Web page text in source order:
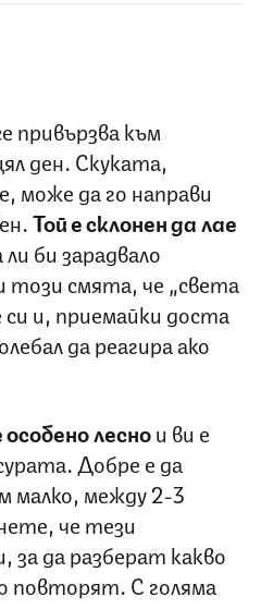
привързва към
ден. Скуката,
може да го направи
Той е склонен да лае
би зарадвало
този смята, че „света
си и, приемайки доста
да реагира ако
леснои ви е
Добре е да
малко, между 2-3
че тези
да разберат какво
повторят. С голяма